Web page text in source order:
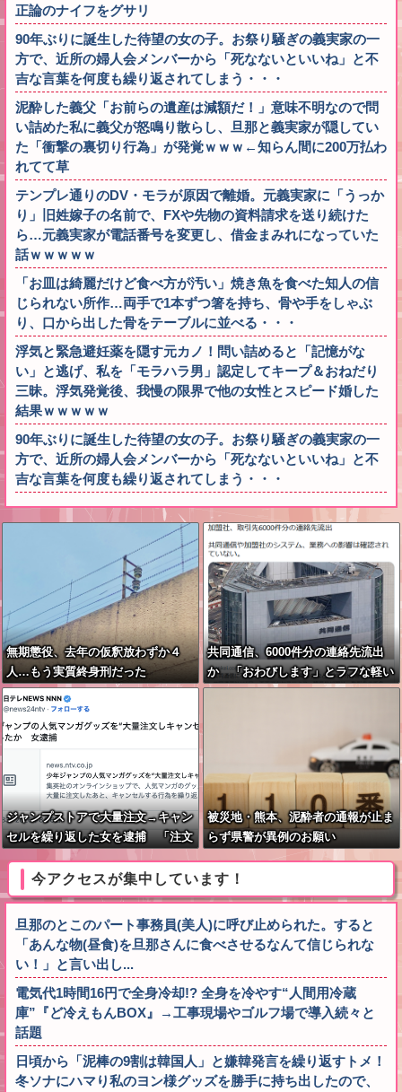
正論のナイフをグサリ
90年ぶりに誕生した待望の女の子。お祭り騒ぎの義実家の一
方で、近所の婦人会メンバーから「死なないといいね」と不
吉な言葉を何度も繰り返されてしまう・・・
泥酔した義父「お前らの遺産は減額だ！」意味不明なので問
い詰めた私に義父が怒鳴り散らし、旦那と義実家が隠してい
た「衝撃の裏切り行為」が発覚ｗｗｗ←知らん間に200万払わ
れてて草
テンプレ通りのDV・モラが原因で離婚。元義実家に「うっか
り」旧姓嫁子の名前で、FXや先物の資料請求を送り続けた
ら…元義実家が電話番号を変更し、借金まみれになっていた
話ｗｗｗｗｗ
「お皿は綺麗だけど食べ方が汚い」焼き魚を食べた知人の信
じられない所作…両手で1本ずつ箸を持ち、骨や手をしゃぶ
り、口から出した骨をテーブルに並べる・・・
浮気と緊急避妊薬を隠す元カノ！問い詰めると「記憶がな
い」と逃げ、私を「モラハラ男」認定してキープ＆おねだり
三昧。浮気発覚後、我慢の限界で他の女性とスピード婚した
結果ｗｗｗｗｗ
90年ぶりに誕生した待望の女の子。お祭り騒ぎの義実家の一
方で、近所の婦人会メンバーから「死なないといいね」と不
吉な言葉を何度も繰り返されてしまう・・・
無期懲役、去年の仮釈放わずか４
人…もう実質終身刑だった
共同通信、6000件分の連絡先流出
か 「おわびします」とラフな軽い
謝罪コメントを発表
ジャンプストアで大量注文→キャン
セルを繰り返した女を逮捕 「注文
で欲求が満たされた」総額43億円
被災地・熊本、泥酔者の通報が止ま
らず県警が異例のお願い
今アクセスが集中しています！
旦那のとこのパート事務員(美人)に呼び止められた。すると
「あんな物(昼食)を旦那さんに食べさせるなんて信じられな
い！」と言い出し...
電気代1時間16円で全身冷却!? 全身を冷やす“人間用冷蔵
庫”『ど冷えもんBOX』→工事現場やゴルフ場で導入続々と
話題
日頃から「泥棒の9割は韓国人」と嫌韓発言を繰り返すトメ！
冬ソナにハマり私のヨン様グッズを勝手に持ち出したので、